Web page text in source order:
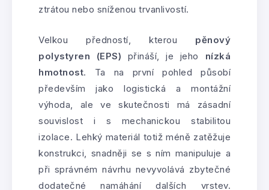
ztrátou nebo sníženou trvanlivostí.
Velkou předností, kterou pěnový
polystyren (EPS) přináší, je jeho nízká
hmotnost. Ta na první pohled působí
především jako logistická a montážní
výhoda, ale ve skutečnosti má zásadní
souvislost i s mechanickou stabilitou
izolace. Lehký materiál totiž méně zatěžuje
konstrukci, snadněji se s ním manipuluje a
při správném návrhu nevyvolává zbytečné
dodatečné namáhání dalších vrstev.